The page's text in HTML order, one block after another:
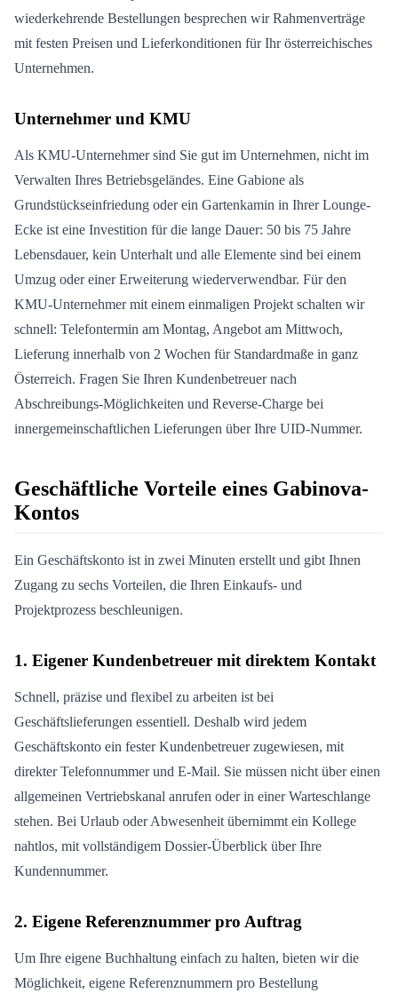
wiederkehrende Bestellungen besprechen wir Rahmenverträge
mit festen Preisen und Lieferkonditionen für Ihr österreichisches
Unternehmen.
Unternehmer und KMU
Als KMU-Unternehmer sind Sie gut im Unternehmen, nicht im
Verwalten Ihres Betriebsgeländes. Eine Gabione als
Grundstückseinfriedung oder ein Gartenkamin in Ihrer Lounge-
Ecke ist eine Investition für die lange Dauer: 50 bis 75 Jahre
Lebensdauer, kein Unterhalt und alle Elemente sind bei einem
Umzug oder einer Erweiterung wiederverwendbar. Für den
KMU-Unternehmer mit einem einmaligen Projekt schalten wir
schnell: Telefontermin am Montag, Angebot am Mittwoch,
Lieferung innerhalb von 2 Wochen für Standardmaße in ganz
Österreich. Fragen Sie Ihren Kundenbetreuer nach
Abschreibungs-Möglichkeiten und Reverse-Charge bei
innergemeinschaftlichen Lieferungen über Ihre UID-Nummer.
Geschäftliche Vorteile eines Gabinova-
Kontos
Ein Geschäftskonto ist in zwei Minuten erstellt und gibt Ihnen
Zugang zu sechs Vorteilen, die Ihren Einkaufs- und
Projektprozess beschleunigen.
1. Eigener Kundenbetreuer mit direktem Kontakt
Schnell, präzise und flexibel zu arbeiten ist bei
Geschäftslieferungen essentiell. Deshalb wird jedem
Geschäftskonto ein fester Kundenbetreuer zugewiesen, mit
direkter Telefonnummer und E-Mail. Sie müssen nicht über einen
allgemeinen Vertriebskanal anrufen oder in einer Warteschlange
stehen. Bei Urlaub oder Abwesenheit übernimmt ein Kollege
nahtlos, mit vollständigem Dossier-Überblick über Ihre
Kundennummer.
2. Eigene Referenznummer pro Auftrag
Um Ihre eigene Buchhaltung einfach zu halten, bieten wir die
Möglichkeit, eigene Referenznummern pro Bestellung